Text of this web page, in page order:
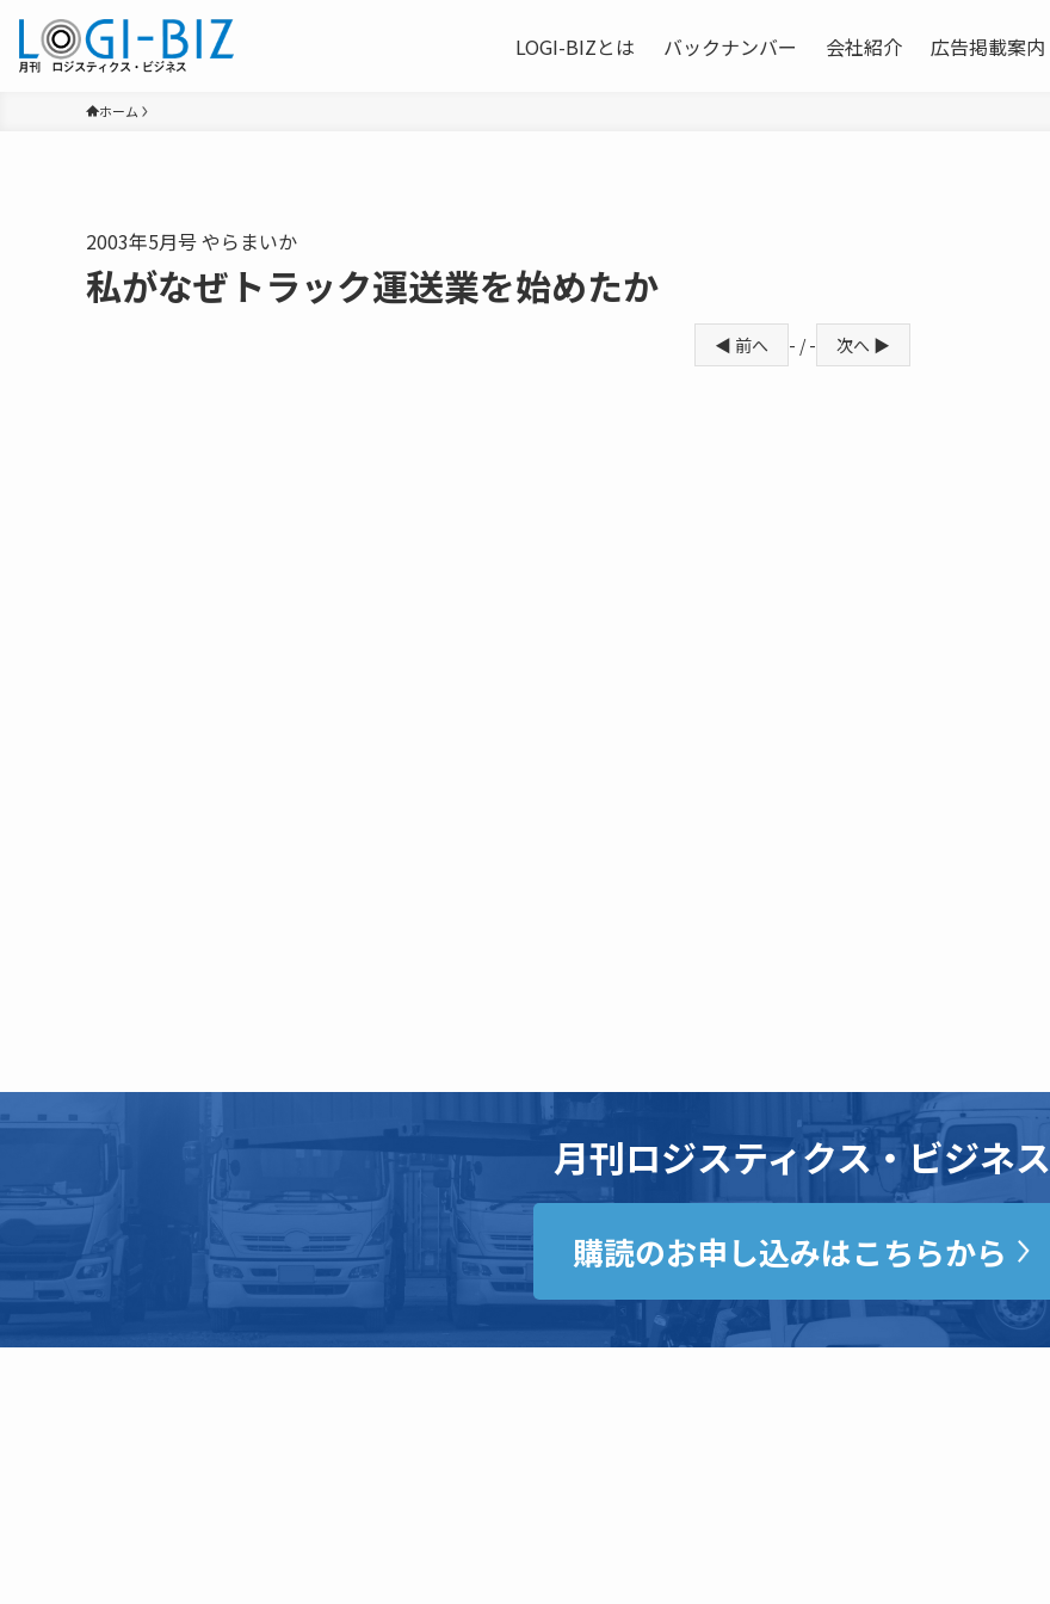
LOGI-BIZとは バックナンバー 会社紹介 広告掲載案内
ホーム
2003年5月号 やらまいか
私がなぜトラック運送業を始めたか
◀ 前へ - / - 次へ ▶
月刊ロジスティクス・ビジネス
購読のお申し込みはこちらから